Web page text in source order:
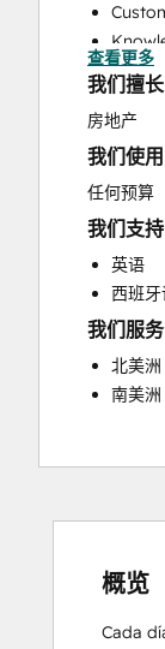
Sales
查看更多
我们擅
房地产
我们使
任何预算
我们支
英语
西班牙
我们服
北美洲
南美洲
概览
Cada